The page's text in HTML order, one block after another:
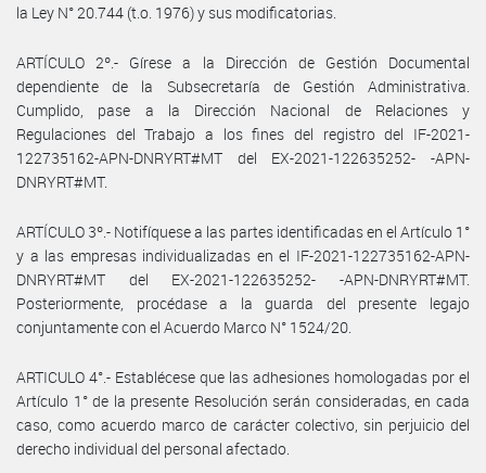
la Ley N° 20.744 (t.o. 1976) y sus modificatorias.
ARTÍCULO 2º.- Gírese a la Dirección de Gestión Documental
dependiente de la Subsecretaría de Gestión Administrativa.
Cumplido, pase a la Dirección Nacional de Relaciones y
Regulaciones del Trabajo a los fines del registro del IF-2021-
122735162-APN-DNRYRT#MT del EX-2021-122635252- -APN-
DNRYRT#MT.
ARTÍCULO 3º.- Notifíquese a las partes identificadas en el Artículo 1°
y a las empresas individualizadas en el IF-2021-122735162-APN-
DNRYRT#MT del EX-2021-122635252- -APN-DNRYRT#MT.
Posteriormente, procédase a la guarda del presente legajo
conjuntamente con el Acuerdo Marco N° 1524/20.
ARTICULO 4°.- Establécese que las adhesiones homologadas por el
Artículo 1° de la presente Resolución serán consideradas, en cada
caso, como acuerdo marco de carácter colectivo, sin perjuicio del
derecho individual del personal afectado.